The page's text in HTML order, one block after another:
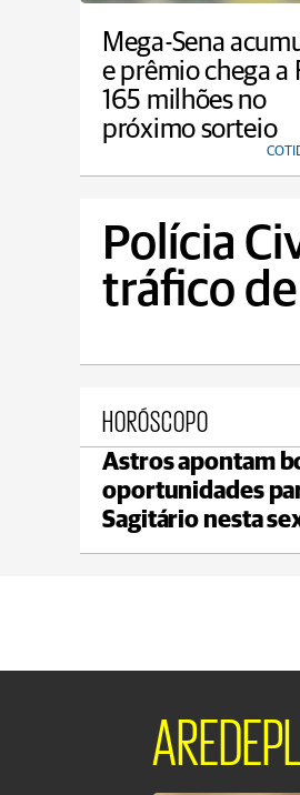
Mega-Sena
e prêmio chega a
165 milhões no
próximo sorteio
Polícia
tráfico
HORÓSCOPO
Astros apontam
oportunidades
Sagitário nesta
max